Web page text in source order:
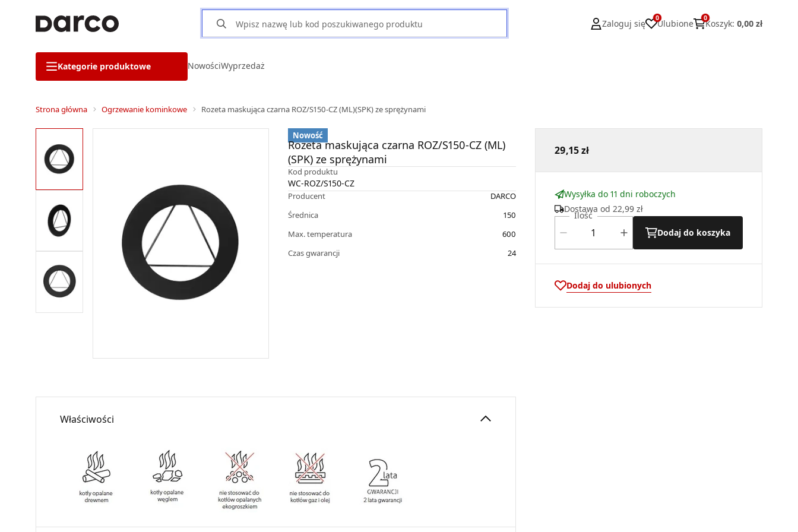
Zaloguj się
0
Ulubione
0
Koszyk: 0,00 zł
Kategorie produktowe NowościWyprzedaż
Strona główna Ogrzewanie kominkowe Rozeta maskująca czarna ROZ/S150-CZ (ML)(SPK) ze sprężynami
Nowość
Rozeta maskująca czarna ROZ/S150-CZ (ML)
(SPK) ze sprężynami
Kod produktu
WC-ROZ/S150-CZ
Producent
DARCO
Średnica
150
Max. temperatura
600
Czas gwarancji
24
29,15 zł
Wysyłka do 11 dni roboczych
Dostawa od 22,99 zł
Ilość
Dodaj do koszyka
Dodaj do ulubionych
Właściwości